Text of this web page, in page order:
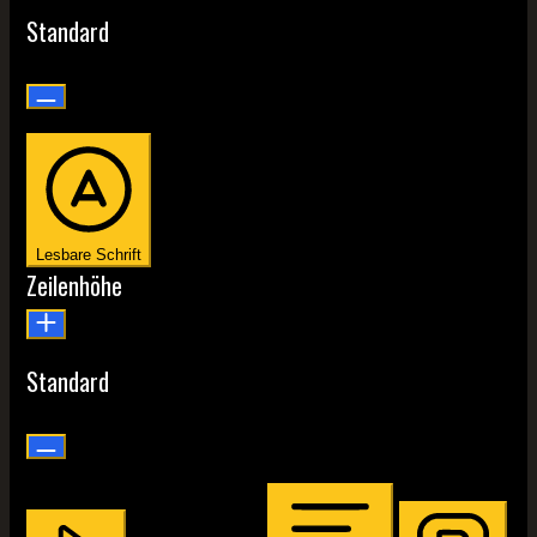
Standard
Lesbare Schrift
Zeilenhöhe
Standard